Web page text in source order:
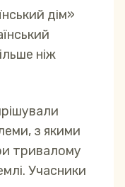
дім»
ніж
з якими
тривалому
Учасники